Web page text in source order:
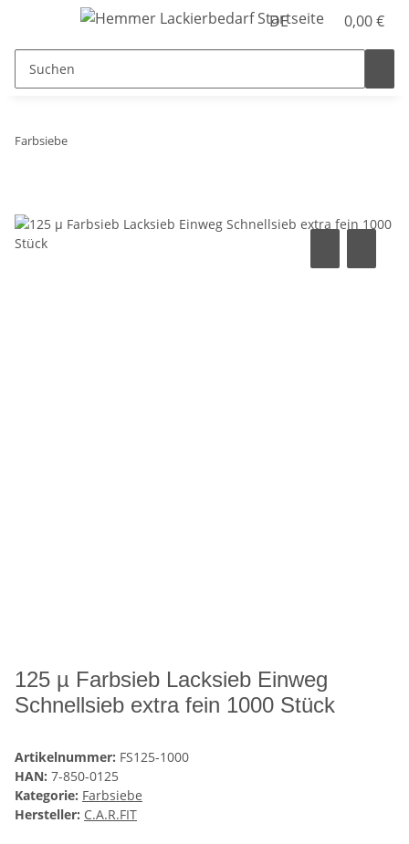
DE 0,00 €
Farbsiebe
125 µ Farbsieb Lacksieb Einweg
Schnellsieb extra fein 1000 Stück
Artikelnummer: FS125-1000
HAN: 7-850-0125
Kategorie: Farbsiebe
Hersteller: C.A.R.FIT